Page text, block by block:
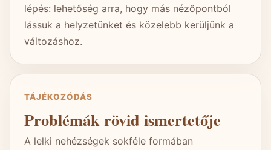
lépés: lehetőség arra, hogy más nézőpontból
lássuk a helyzetünket és közelebb kerüljünk a
változáshoz.
TÁJÉKOZÓDÁS
Problémák rövid ismertetője
A lelki nehézségek sokféle formában